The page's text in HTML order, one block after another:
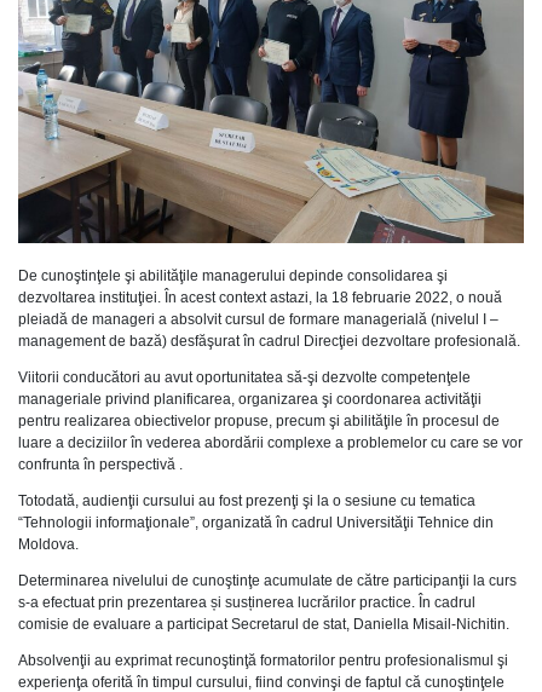
De cunoştinţele şi abilităţile managerului depinde consolidarea şi
dezvoltarea instituţiei. În acest context astazi, la 18 februarie 2022, o nouă
pleiadă de manageri a absolvit cursul de formare managerială (nivelul I –
management de bază) desfăşurat în cadrul Direcţiei dezvoltare profesională.
Viitorii conducători au avut oportunitatea să-şi dezvolte competenţele
manageriale privind planificarea, organizarea şi coordonarea activităţii
pentru realizarea obiectivelor propuse, precum şi abilităţile în procesul de
luare a deciziilor în vederea abordării complexe a problemelor cu care se vor
confrunta în perspectivă .
Totodată, audienţii cursului au fost prezenţi şi la o sesiune cu tematica
“Tehnologii informaţionale”, organizată în cadrul Universităţii Tehnice din
Moldova.
Determinarea nivelului de cunoştinţe acumulate de către participanţii la curs
s-a efectuat prin prezentarea și susținerea lucrărilor practice. În cadrul
comisie de evaluare a participat Secretarul de stat, Daniella Misail-Nichitin.
Absolvenţii au exprimat recunoştinţă formatorilor pentru profesionalismul şi
experienţa oferită în timpul cursului, fiind convinşi de faptul că cunoştinţele